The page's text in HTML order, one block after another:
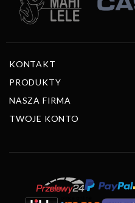
KONTAKT
PRODUKTY
NASZA FIRMA
TWOJE KONTO